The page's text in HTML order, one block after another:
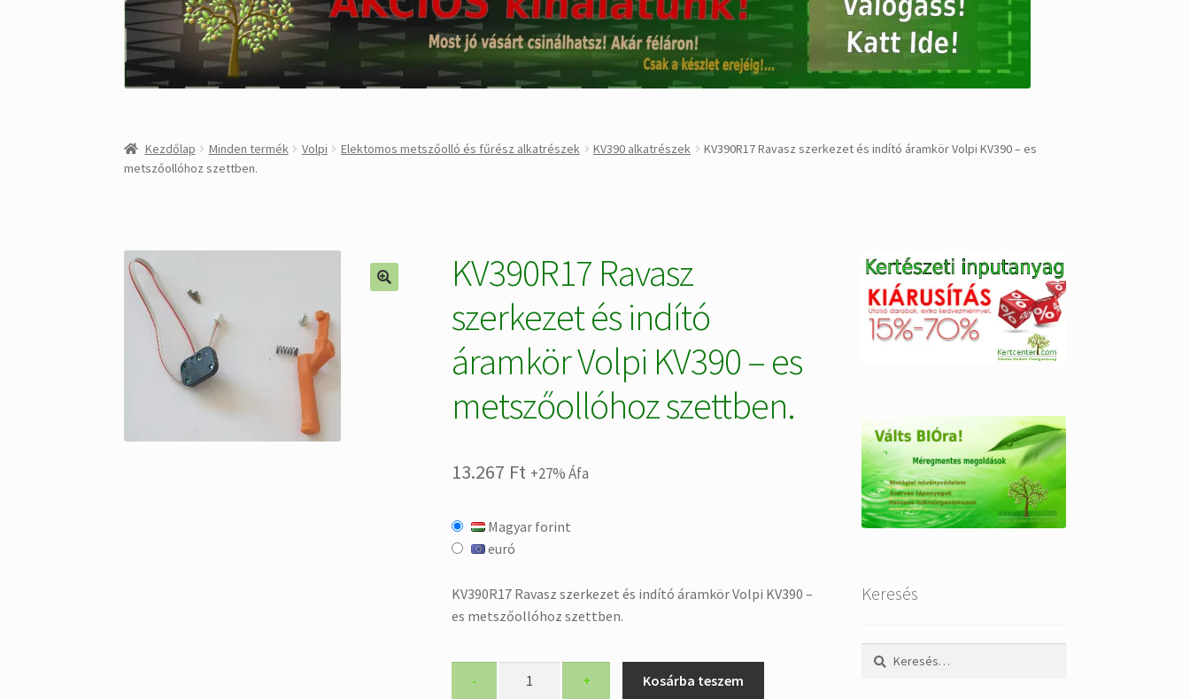
Kezdőlap Minden termék Volpi Elektomos metszőolló és fűrész alkatrészek KV390 alkatrészek
KV390R17 Ravasz szerkezet és indító áramkör Volpi KV390 – es
metszőollóhoz szettben.
KV390R17 Ravasz
szerkezet és indító
áramkör Volpi KV390 – es
metszőollóhoz szettben.
13.267 Ft +27% Áfa
Magyar forint
euró
KV390R17 Ravasz szerkezet és indító áramkör Volpi KV390 –
es metszőollóhoz szettben.
- + Kosárba teszem
Keresés
Keresés: